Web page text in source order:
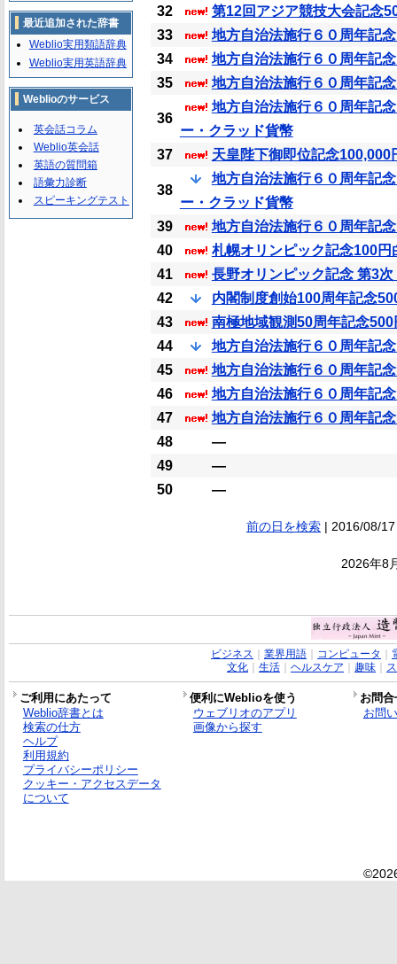
32
第12回アジア競技大会記念
33
地方自治法施行６０周年記
34
地方自治法施行６０周年記
35
地方自治法施行６０周年記
36
地方自治法施行６０周年記
ー・クラッド貨幣
37
天皇陛下御即位記念100,000
38
地方自治法施行６０周年記
ー・クラッド貨幣
39
地方自治法施行６０周年記
40
札幌オリンピック記念100円
41
長野オリンピック記念 第3
42
内閣制度創始100周年記念
43
南極地域観測50周年記念
44
地方自治法施行６０周年記
45
地方自治法施行６０周年記
46
地方自治法施行６０周年記
47
地方自治法施行６０周年記
48
―
49
―
50
―
前の日を検索| 2016/08/
2026年8
最近追加された辞書
Weblio実用類語辞典
Weblio実用英語辞典
Weblioのサービス
英会話コラム
Weblio英会話
英語の質問箱
語彙力診断
スピーキングテスト
ビジネス 業界用語｜ コンピュータ
文化｜ 生活｜ ヘルスケア 趣味｜
ご利用にあたって 便利にWeblioを使う
お問
Weblio辞書とは
検索の仕方
ヘルプ
利用規約
プライバシーポリシー
クッキー・アクセスデータ
について
ウェブリオのアプリ
画像から探す
お問